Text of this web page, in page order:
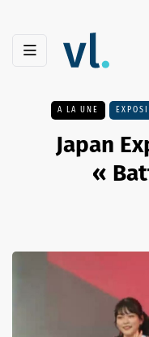
A LA UNE
Japan
«